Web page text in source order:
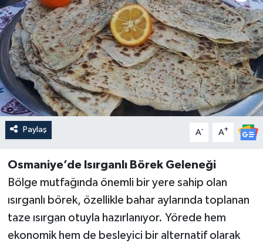
Paylaş A- A+
Osmaniye’de Isırganlı Börek Geleneği
Bölge mutfağında önemli bir yere sahip olan
ısırganlı börek, özellikle bahar aylarında toplanan
taze ısırgan otuyla hazırlanıyor. Yörede hem
ekonomik hem de besleyici bir alternatif olarak